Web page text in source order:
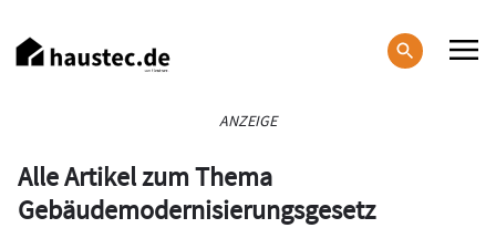
zum
Inhalt
ANZEIGE
Alle Artikel zum Thema
Gebäudemodernisierungsgesetz